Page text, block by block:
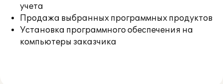
учета
Продажа выбранных программных продуктов
Установка программного обеспечения на
компьютеры заказчика